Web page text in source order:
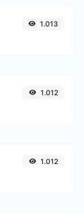
1.013
1.012
1.012